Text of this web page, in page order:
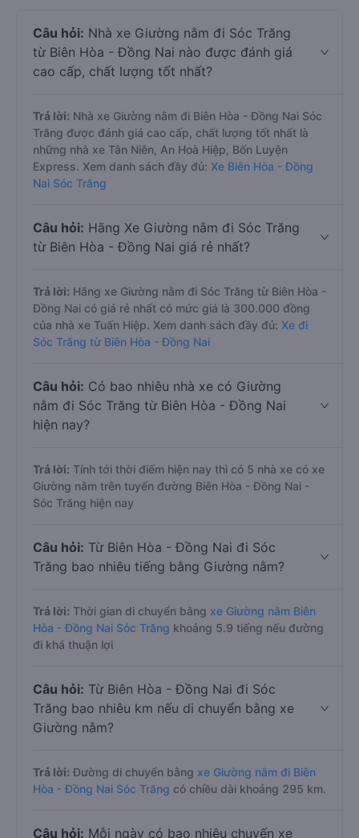
Câu hỏi: Nhà xe Giường nằm đi Sóc Trăng
từ Biên Hòa - Đồng Nai nào được đánh giá
cao cấp, chất lượng tốt nhất?
Trả lời: Nhà xe Giường nằm đi Biên Hòa - Đồng Nai Sóc
Trăng được đánh giá cao cấp, chất lượng tốt nhất là
những nhà xe Tân Niên, An Hoà Hiệp, Bốn Luyện
Express. Xem danh sách đầy đủ: Xe Biên Hòa - Đồng
Nai Sóc Trăng
Câu hỏi: Hãng Xe Giường nằm đi Sóc Trăng
từ Biên Hòa - Đồng Nai giá rẻ nhất?
Trả lời: Hãng xe Giường nằm đi Sóc Trăng từ Biên Hòa -
Đồng Nai có giá rẻ nhất có mức giá là 300.000 đồng
của nhà xe Tuấn Hiệp. Xem danh sách đầy đủ: Xe đi
Sóc Trăng từ Biên Hòa - Đồng Nai
Câu hỏi: Có bao nhiêu nhà xe có Giường
nằm đi Sóc Trăng từ Biên Hòa - Đồng Nai
hiện nay?
Trả lời: Tính tới thời điểm hiện nay thì có 5 nhà xe có xe
Giường nằm trên tuyến đường Biên Hòa - Đồng Nai -
Sóc Trăng hiện nay
Câu hỏi: Từ Biên Hòa - Đồng Nai đi Sóc
Trăng bao nhiêu tiếng bằng Giường nằm?
Trả lời: Thời gian di chuyển bằng xe Giường nằm Biên
Hòa - Đồng Nai Sóc Trăng khoảng 5.9 tiếng nếu đường
đi khá thuận lợi
Câu hỏi: Từ Biên Hòa - Đồng Nai đi Sóc
Trăng bao nhiêu km nếu di chuyển bằng xe
Giường nằm?
Trả lời: Đường di chuyển bằng xe Giường nằm đi Biên
Hòa - Đồng Nai Sóc Trăng có chiều dài khoảng 295 km.
Câu hỏi: Mỗi ngày có bao nhiêu chuyến xe